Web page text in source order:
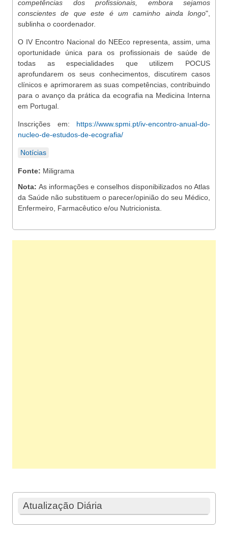
competências dos profissionais, embora sejamos
conscientes de que este é um caminho ainda longo",
sublinha o coordenador.
O IV Encontro Nacional do NEEco representa, assim, uma
oportunidade única para os profissionais de saúde de
todas as especialidades que utilizem POCUS
aprofundarem os seus conhecimentos, discutirem casos
clínicos e aprimorarem as suas competências, contribuindo
para o avanço da prática da ecografia na Medicina Interna
em Portugal.
Inscrições em: https://www.spmi.pt/iv-encontro-anual-do-
nucleo-de-estudos-de-ecografia/
Notícias
Fonte: Miligrama
Nota: As informações e conselhos disponibilizados no Atlas
da Saúde não substituem o parecer/opinião do seu Médico,
Enfermeiro, Farmacêutico e/ou Nutricionista.
Atualização Diária